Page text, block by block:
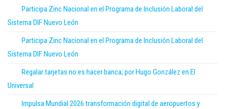
Participa Zinc Nacional en el Programa de Inclusión Laboral del
Sistema DIF Nuevo León
Participa Zinc Nacional en el Programa de Inclusión Laboral del
Sistema DIF Nuevo León
Regalar tarjetas no es hacer banca; por Hugo González en El
Universal
Impulsa Mundial 2026 transformación digital de aeropuertos y